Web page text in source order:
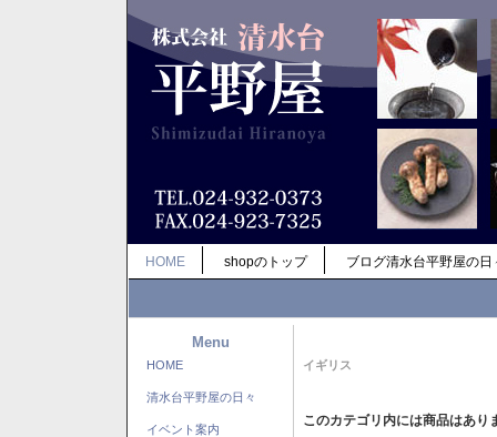
HOME shopのトップ ブログ清水台平野屋の日
Menu
HOME
清水台平野屋の日々
イベント案内
イギリス
このカテゴリ内には商品はあり